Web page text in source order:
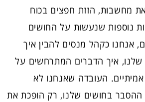
מחשבות, הזזת חפצים בכוח
נוספות שנעשות על החושים
אנחנו כקהל מנסים להבין איך
שלנו, איך הדברים המתרחשים על
אמיתיים. העובדה שאנחנו לא
ההסבר בחושים שלנו, רק הופכת את